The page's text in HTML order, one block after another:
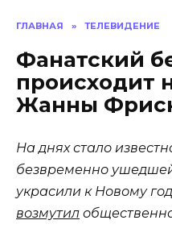
ГЛАВНАЯ » ТЕЛЕВИДЕНИЕ
Фанатский
происходит
Жанны
На днях стало
безвременно
украсили к Новому
возмутил